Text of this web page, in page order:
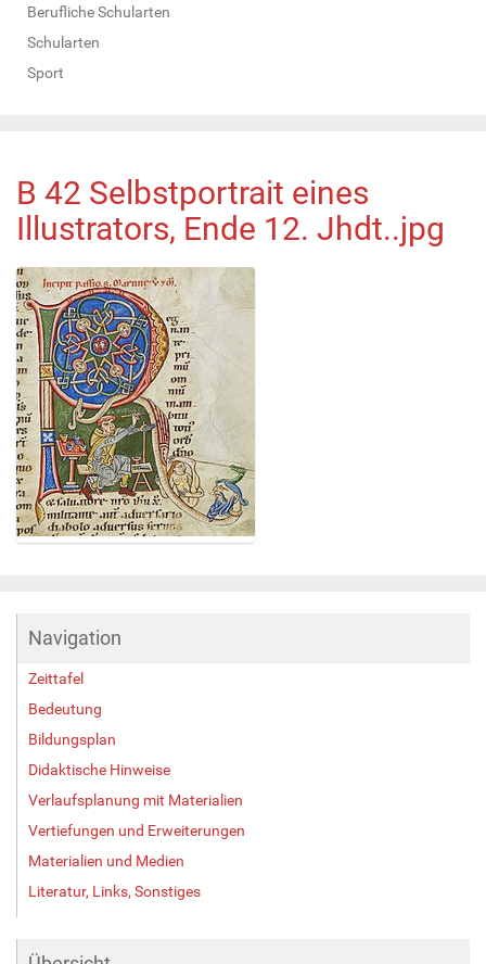
Berufliche Schularten
Schularten
Sport
B 42 Selbstportrait eines
Illustrators, Ende 12. Jhdt..jpg
e
B
i
l
i
n
v
l
l
r
Navigation
Zeittafel
Bedeutung
Bildungsplan
Didaktische Hinweise
Verlaufsplanung mit Materialien
Vertiefungen und Erweiterungen
Materialien und Medien
Literatur, Links, Sonstiges